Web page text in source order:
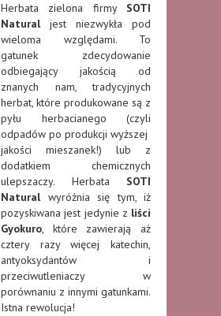
Herbata zielona firmy SOTI
Naturaljest niezwykła pod
wieloma względami. To
gatunek zdecydowanie
odbiegający jakością od
znanych nam, tradycyjnych
herbat, które produkowane są z
pyłu herbacianego (czyli
odpadów po produkcji wyższej
jakości mieszanek!) lub z
dodatkiem chemicznych
ulepszaczy. Herbata SOTI
Naturalwyróżnia się tym, iż
pozyskiwana jest jedynie z liści
Gyokuro, które zawierają aż
cztery razy więcej katechin,
antyoksydantów i
przeciwutleniaczy w
porównaniu z innymi gatunkami.
Istna rewolucja!